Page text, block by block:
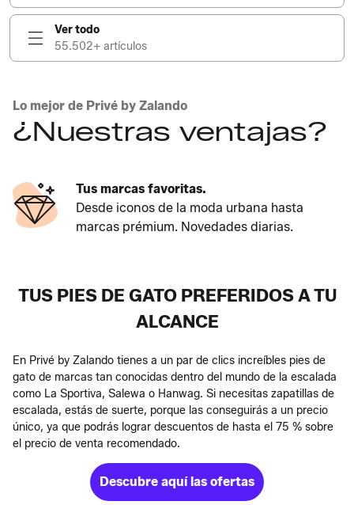
Ver todo
55.502+ artículos
Lo mejor de Privé by Zalando
¿Nuestras ventajas?
Tus marcas favoritas.
Desde iconos de la moda urbana hasta
marcas prémium. Novedades diarias.
TUS PIES DE GATO PREFERIDOS A TU
ALCANCE
En Privé by Zalando tienes a un par de clics increíbles pies de
gato de marcas tan conocidas dentro del mundo de la escalada
como La Sportiva, Salewa o Hanwag. Si necesitas zapatillas de
escalada, estás de suerte, porque las conseguirás a un precio
único, ya que podrás lograr descuentos de hasta el 75 % sobre
el precio de venta recomendado.
Descubre aquí las ofertas